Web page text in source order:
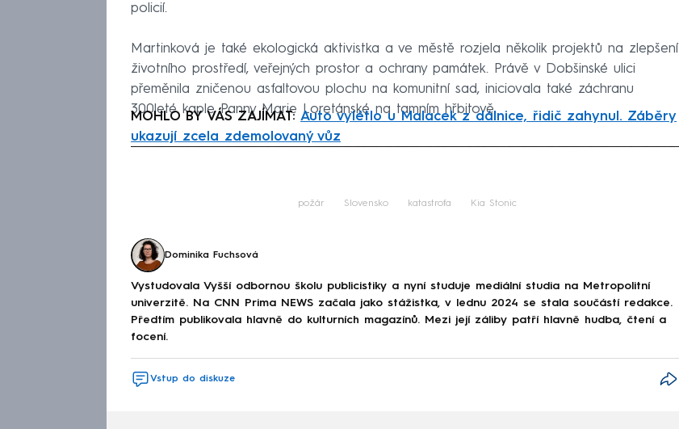
policií.
Martinková je také ekologická aktivistka a ve městě rozjela několik projektů na zlepšení
životního prostředí, veřejných prostor a ochrany památek. Právě v Dobšinské ulici
přeměnila zničenou asfaltovou plochu na komunitní sad, iniciovala také záchranu
300leté kaple Panny Marie Loretánské na tamním hřbitově.
MOHLO BY VÁS ZAJÍMAT: Auto vylétlo u Malacek z dálnice, řidič zahynul. Záběry
ukazují zcela zdemolovaný vůz
požár Slovensko katastrofa Kia Stonic
Dominika Fuchsová
Vystudovala Vyšší odbornou školu publicistiky a nyní studuje mediální studia na Metropolitní
univerzitě. Na CNN Prima NEWS začala jako stážistka, v lednu 2024 se stala součástí redakce.
Předtím publikovala hlavně do kulturních magazínů. Mezi její záliby patří hlavně hudba, čtení a
focení.
Vstup do diskuze